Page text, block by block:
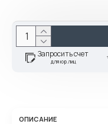
Запросить счет
для юр.лиц
ОПИСАНИЕ